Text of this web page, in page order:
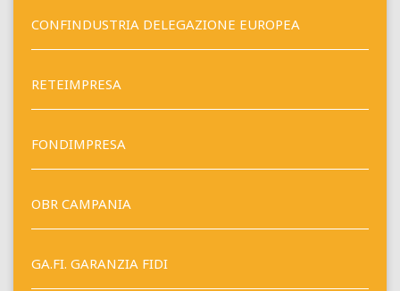
CONFINDUSTRIA DELEGAZIONE EUROPEA
RETEIMPRESA
FONDIMPRESA
OBR CAMPANIA
GA.FI. GARANZIA FIDI